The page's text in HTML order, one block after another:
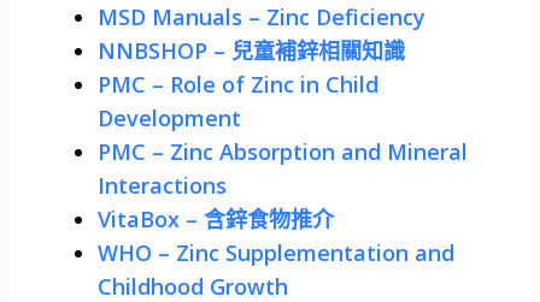
MSD Manuals – Zinc Deficiency
NNBSHOP – 兒童補鋅相關知識
PMC – Role of Zinc in Child
Development
PMC – Zinc Absorption and Mineral
Interactions
VitaBox – 含鋅食物推介
WHO – Zinc Supplementation and
Childhood Growth